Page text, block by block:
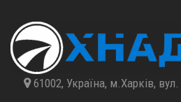
61002, Україна, м.Харків, вул.
+38 (050)